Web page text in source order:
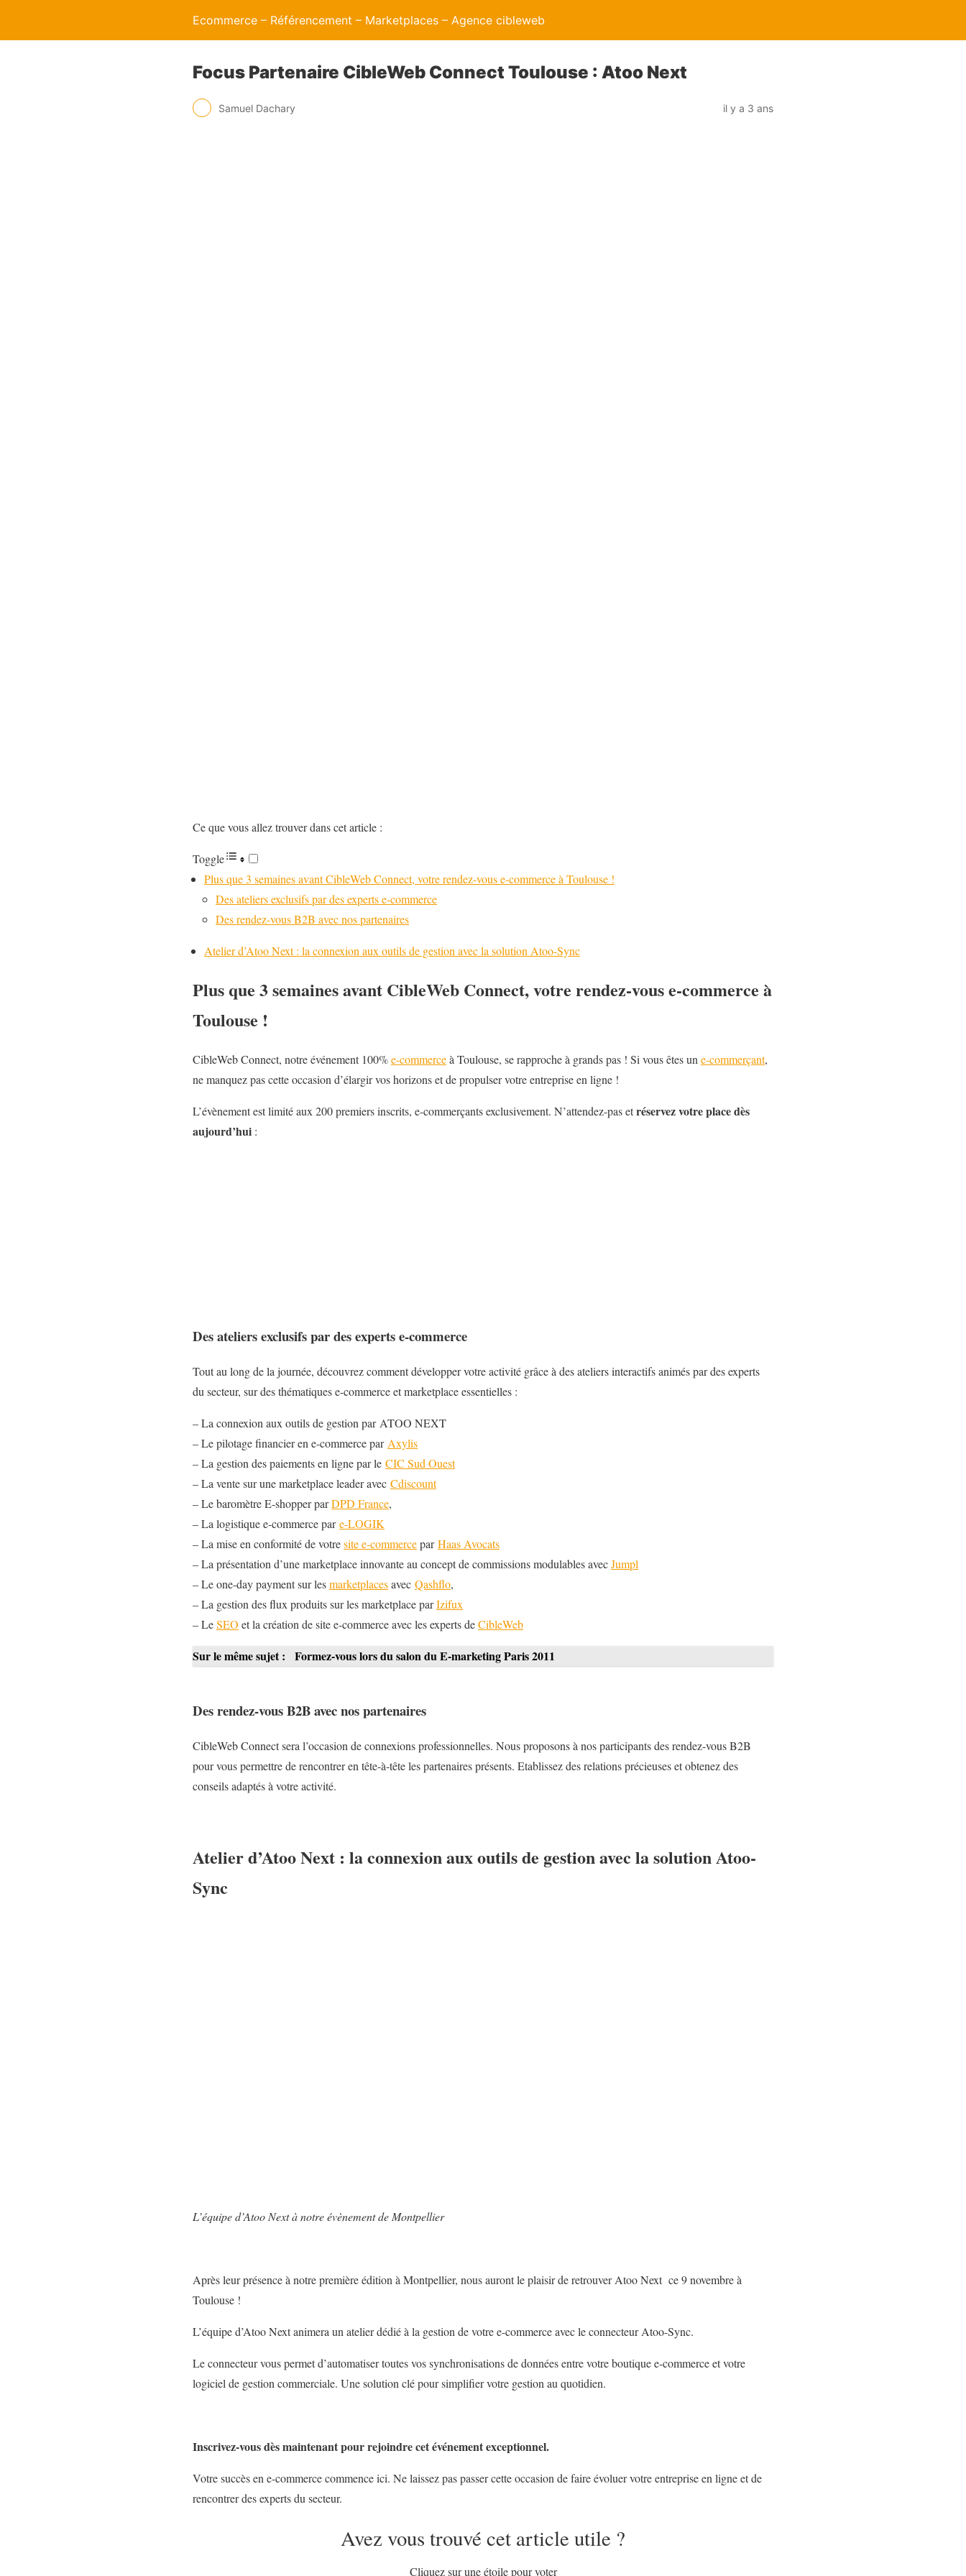
Ecommerce – Référencement – Marketplaces – Agence cibleweb
Focus Partenaire CibleWeb Connect Toulouse : Atoo Next
Samuel Dachary il y a 3 ans
Ce que vous allez trouver dans cet article :
Toggle
Plus que 3 semaines avant CibleWeb Connect, votre rendez-vous e-commerce à Toulouse !
Des ateliers exclusifs par des experts e-commerce
Des rendez-vous B2B avec nos partenaires
Atelier d’Atoo Next : la connexion aux outils de gestion avec la solution Atoo-Sync
Plus que 3 semaines avant CibleWeb Connect, votre rendez-vous e-commerce à
Toulouse !
CibleWeb Connect, notre événement 100%e-commerceà Toulouse, se rapproche à grands pas ! Si vous êtes une-commerçant,
ne manquez pas cette occasion d’élargir vos horizons et de propulser votre entreprise en ligne !
L’évènement est limité aux 200 premiers inscrits, e-commerçants exclusivement. N’attendez-pas etréservez votre place dès
aujourd’hui :
Des ateliers exclusifs par des experts e-commerce
Tout au long de la journée, découvrez comment développer votre activité grâce à des ateliers interactifs animés par des experts
du secteur, sur des thématiques e-commerce et marketplace essentielles :
– La connexion aux outils de gestion par ATOO NEXT
– Le pilotage financier en e-commerce par Axylis
– La gestion des paiements en ligne par le CIC Sud Ouest
– La vente sur une marketplace leader avec Cdiscount
– Le baromètre E-shopper parDPD France,
– La logistique e-commerce pare-LOGIK
– La mise en conformité de votresite e-commerceparHaas Avocats
– La présentation d’une marketplace innovante au concept de commissions modulables avecJumpl
– Le one-day payment sur lesmarketplacesavec Qashflo,
– La gestion des flux produits sur les marketplace parIzifux
– LeSEO et la création de site e-commerce avec les experts deCibleWeb
Sur le même sujet : Formez-vous lors du salon du E-marketing Paris 2011
Des rendez-vous B2B avec nos partenaires
CibleWeb Connect sera l’occasion de connexions professionnelles. Nous proposons à nos participants des rendez-vous B2B
pour vous permettre de rencontrer en tête-à-tête les partenaires présents. Etablissez des relations précieuses et obtenez des
conseils adaptés à votre activité.
Atelier d’Atoo Next : la connexion aux outils de gestion avec la solution Atoo-
Sync
L’équipe d’Atoo Next à notre évènement de Montpellier
Après leur présence à notre première édition à Montpellier, nous auront le plaisir de retrouver Atoo Next ce 9 novembre à
Toulouse !
L’équipe d’Atoo Next animera un atelier dédié à la gestion de votre e-commerce avec le connecteur Atoo-Sync.
Le connecteur vous permet d’automatiser toutes vos synchronisations de données entre votre boutique e-commerce et votre
logiciel de gestion commerciale. Une solution clé pour simplifier votre gestion au quotidien.
Inscrivez-vous dès maintenant pour rejoindre cet événement exceptionnel.
Votre succès en e-commerce commence ici. Ne laissez pas passer cette occasion de faire évoluer votre entreprise en ligne et de
rencontrer des experts du secteur.
Avez vous trouvé cet article utile ?
Cliquez sur une étoile pour voter